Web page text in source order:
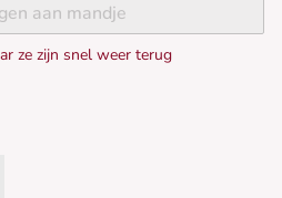
aan mandje
ze zijn snel weer terug